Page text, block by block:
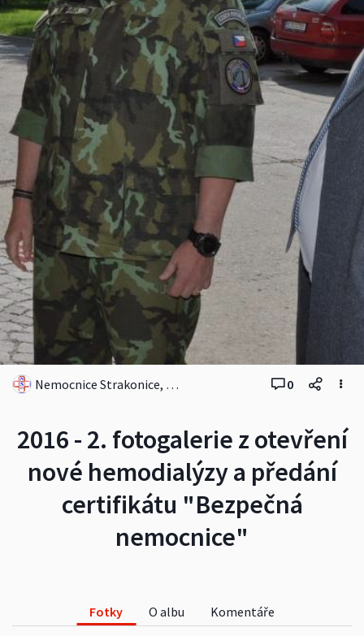
2016 - 2. fotogalerie z otevření
nové hemodialýzy a předání
certifikátu "Bezpečná
nemocnice"
Nemocnice Strakonice, a.s. 0
Fotky O albu Komentáře